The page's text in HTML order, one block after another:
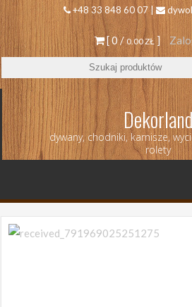
+48 33 848 60 07 |
[ 0 /0.00 ZŁ ]
dywany, chodniki, karnisze,
rolety